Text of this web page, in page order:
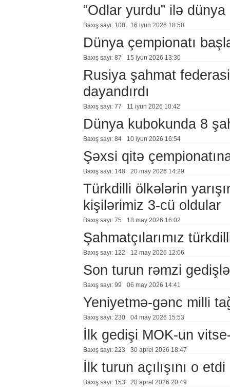
“Odlar yurdu” ilə
Baxış sayı: 108 16 i̇yun 2026 18:50
Dünya çempionatı
Baxış sayı: 87 15 i̇yun 2026 13:30
Rusiya şahmat
dayandırdı
Baxış sayı: 77 11 i̇yun 2026 10:42
Dünya kubokunda 8
Baxış sayı: 84 10 i̇yun 2026 16:54
Şəxsi qitə
Baxış sayı: 148 20 may 2026 14:29
Türkdilli ölkələrin
kişilərimiz 3-cü oldular
Baxış sayı: 75 18 may 2026 16:02
Şahmatçılarımız
Baxış sayı: 122 12 may 2026 12:06
Son turun rəmzi
Baxış sayı: 99 06 may 2026 14:41
Yeniyetmə-gənc milli
Baxış sayı: 230 04 may 2026 15:53
İlk gedişi MOK-un
Baxış sayı: 223 30 aprel 2026 18:47
İlk turun açılışını o etdi
Baxış sayı: 153 28 aprel 2026 20:49